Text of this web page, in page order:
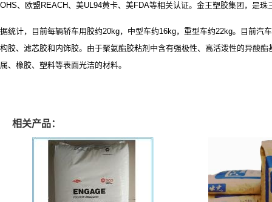
OHS、欧盟REACH、美UL94黄卡、美FDA等相关认证。金王塑胶集团，是
据统计，目前每辆轿车用胶约20kg，中型车约16kg，重型车约22kg。目前
构胶、滤芯胶和内饰胶。由于聚氨酯胶粘剂中含有强极性、高活泼性的异酸
属、橡胶、塑料等表面光洁的材料。
相关产品：